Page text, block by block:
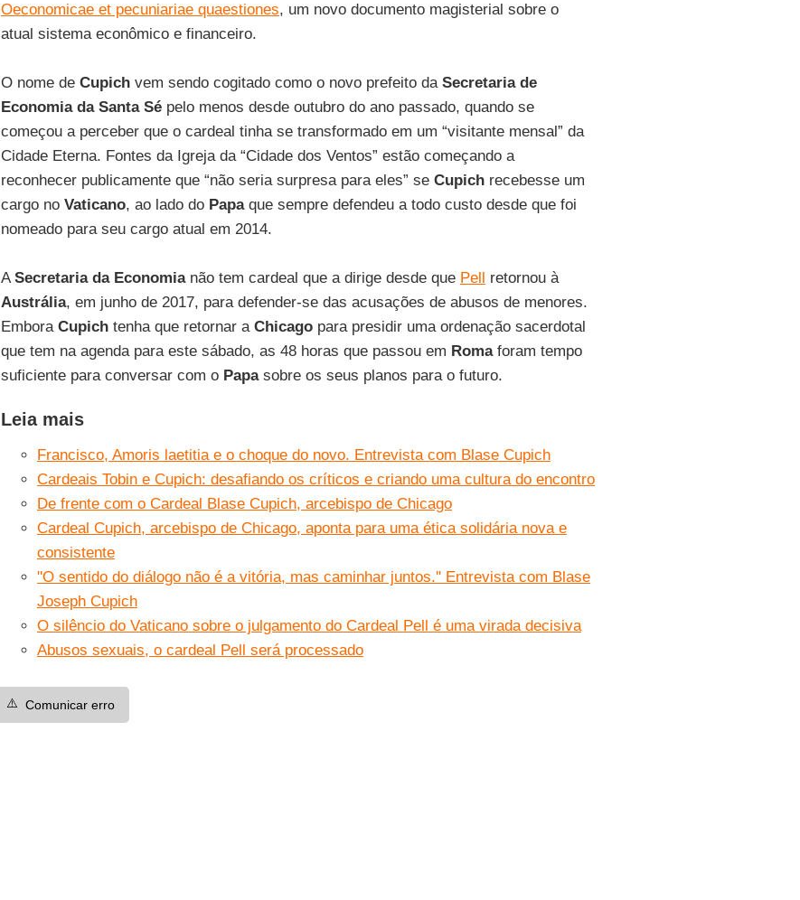
Oeconomicae et pecuniariae quaestiones, um novo documento magisterial sobre o
atual sistema econômico e financeiro.
O nome de Cupichvem sendo cogitado como o novo prefeito da Secretaria de
Economia da Santa Sépelo menos desde outubro do ano passado, quando se
começou a perceber que o cardeal tinha se transformado em um “visitante mensal” da
Cidade Eterna. Fontes da Igreja da “Cidade dos Ventos” estão começando a
reconhecer publicamente que “não seria surpresa para eles” se Cupichrecebesse um
cargo no Vaticano, ao lado do Papaque sempre defendeu a todo custo desde que foi
nomeado para seu cargo atual em 2014.
ASecretaria da Economianão tem cardeal que a dirige desde que Pell retornou à
Austrália, em junho de 2017, para defender-se das acusações de abusos de menores.
Embora Cupichtenha que retornar a Chicagopara presidir uma ordenação sacerdotal
que tem na agenda para este sábado, as 48 horas que passou em Romaforam tempo
suficiente para conversar com o Papasobre os seus planos para o futuro.
Leia mais
Francisco, Amoris laetitia e o choque do novo. Entrevista com Blase Cupich
Cardeais Tobin e Cupich: desafiando os críticos e criando uma cultura do encontro
De frente com o Cardeal Blase Cupich, arcebispo de Chicago
Cardeal Cupich, arcebispo de Chicago, aponta para uma ética solidária nova e
consistente
''O sentido do diálogo não é a vitória, mas caminhar juntos.'' Entrevista com Blase
Joseph Cupich
O silêncio do Vaticano sobre o julgamento do Cardeal Pell é uma virada decisiva
Abusos sexuais, o cardeal Pell será processado
⚠️ Comunicar erro